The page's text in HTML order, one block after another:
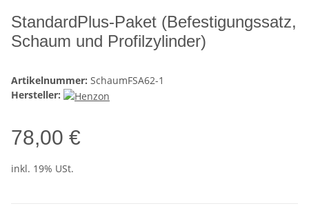
StandardPlus-Paket (Befestigungssatz,
Schaum und Profilzylinder)
Artikelnummer: SchaumFSA62-1
Hersteller:
78,00 €
inkl. 19% USt.